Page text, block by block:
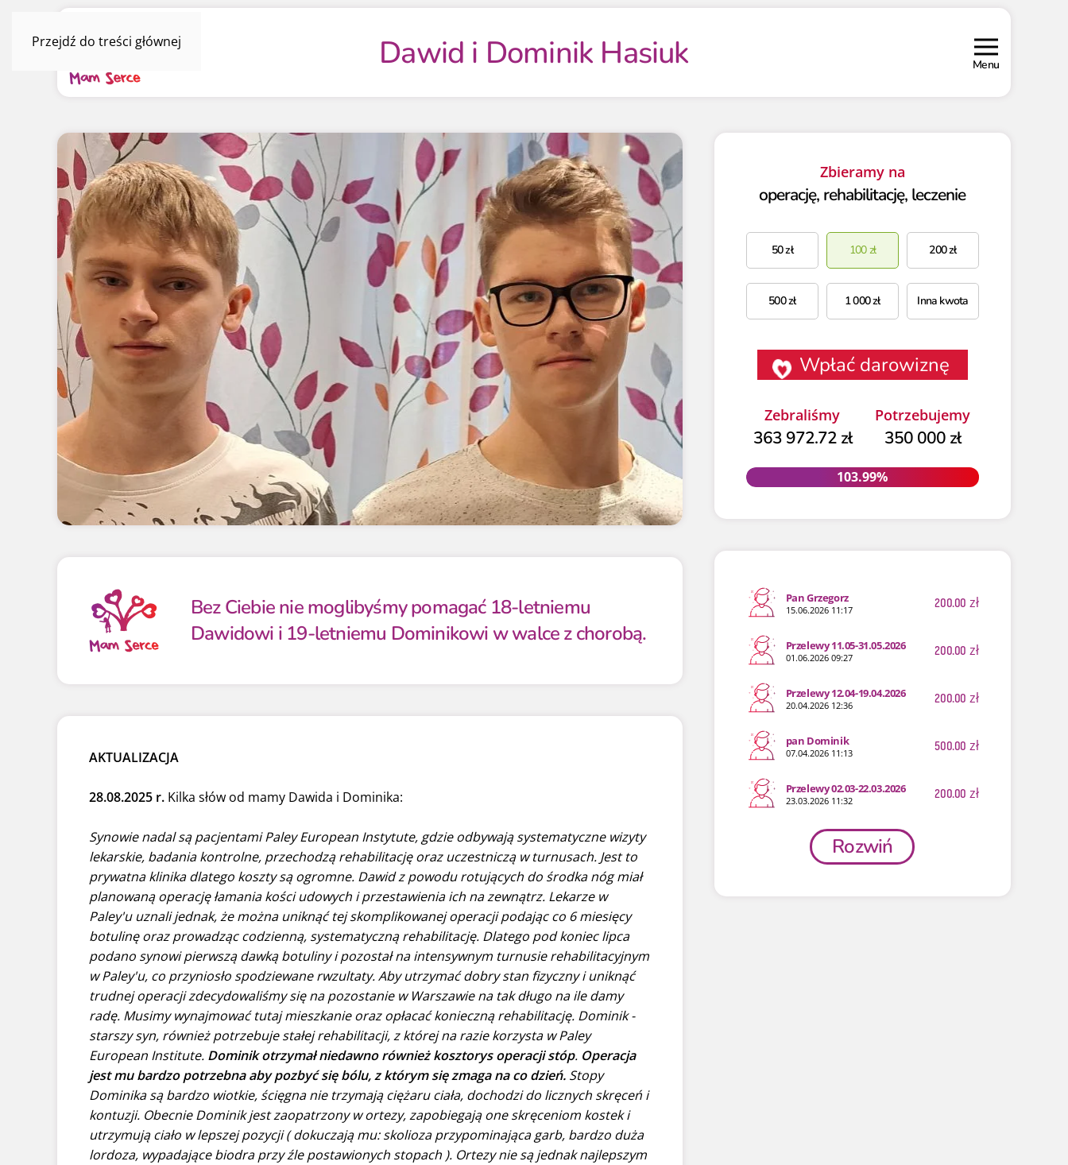
Przejdź do treści głównej Dawid i Dominik Hasiuk Menu
Bez Ciebie nie moglibyśmy pomagać 18-letniemu
Dawidowi i 19-letniemu Dominikowi w walce z chorobą.
AKTUALIZACJA
28.08.2025 r. Kilka słów od mamy Dawida i Dominika:
Synowie nadal są pacjentami Paley European Instytute, gdzie odbywają systematyczne wizyty
lekarskie, badania kontrolne, przechodzą rehabilitację oraz uczestniczą w turnusach. Jest to
prywatna klinika dlatego koszty są ogromne. Dawid z powodu rotujących do środka nóg miał
planowaną operację łamania kości udowych i przestawienia ich na zewnątrz. Lekarze w
Paley'u uznali jednak, że można uniknąć tej skomplikowanej operacji podając co 6 miesięcy
botulinę oraz prowadząc codzienną, systematyczną rehabilitację. Dlatego pod koniec lipca
podano synowi pierwszą dawką botuliny i pozostał na intensywnym turnusie rehabilitacyjnym
w Paley'u, co przyniosło spodziewane rwzultaty. Aby utrzymać dobry stan fizyczny i uniknąć
trudnej operacji zdecydowaliśmy się na pozostanie w Warszawie na tak długo na ile damy
radę. Musimy wynajmować tutaj mieszkanie oraz opłacać konieczną rehabilitację. Dominik -
starszy syn, również potrzebuje stałej rehabilitacji, z której na razie korzysta w Paley
European Institute. Dominik otrzymał niedawno również kosztorys operacji stóp. Operacja
jest mu bardzo potrzebna aby pozbyć się bólu, z którym się zmaga na co dzień. Stopy
Dominika są bardzo wiotkie, ścięgna nie trzymają ciężaru ciała, dochodzi do licznych skręceń i
kontuzji. Obecnie Dominik jest zaopatrzony w ortezy, zapobiegają one skręceniom kostek i
utrzymują ciało w lepszej pozycji ( dokuczają mu: skolioza przypominająca garb, bardzo duża
lordoza, wypadające biodra przy źle postawionych stopach ). Ortezy nie są jednak najlepszym
Zbieramy na
operację, rehabilitację, leczenie
50zł 100zł 200zł
500zł 1 000zł Inna kwota
Wpłać darowiznę
Zebraliśmy
363 972.72 zł
Potrzebujemy
350 000 zł
103.99%
103.99%
Pan Grzegorz
15.06.2026 11:17 200.00 zł
Przelewy 11.05-31.05.2026
01.06.2026 09:27 200.00 zł
Przelewy 12.04-19.04.2026
20.04.2026 12:36 200.00 zł
pan Dominik
07.04.2026 11:13 500.00 zł
Przelewy 02.03-22.03.2026
23.03.2026 11:32 200.00 zł
Rozwiń